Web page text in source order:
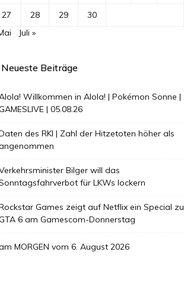
27 28 29
30
Juli »
Neueste Beiträge
Willkommen in Alola! | Pokémon Sonne |
| 05.08.26
des RKI | Zahl der Hitzetoten höher als
Bilger will das
für LKWs lockern
Games zeigt auf Netflix ein Special zu
6 am Gamescom-Donnerstag
MORGEN vom 6. August 2026